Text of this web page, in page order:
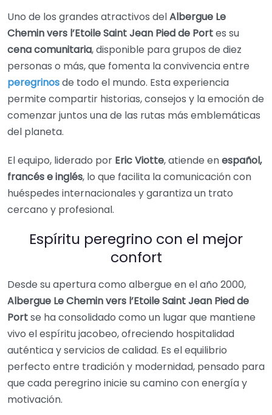
Uno de los grandes atractivos delAlbergue Le
Chemin vers l’Etoile Saint Jean Pied de Portes su
cena comunitaria, disponible para grupos de diez
personas o más, que fomenta la convivencia entre
peregrinosde todo el mundo. Esta experiencia
permite compartir historias, consejos y la emoción de
comenzar juntos una de las rutas más emblemáticas
del planeta.
El equipo, liderado por Eric Viotte, atiende enespañol,
francés e inglés, lo que facilita la comunicación con
huéspedes internacionales y garantiza un trato
cercano y profesional.
Espíritu peregrino con el mejor
confort
Desde su apertura como albergue en el año 2000,
Albergue Le Chemin vers l’Etoile Saint Jean Pied de
Portse ha consolidado como un lugar que mantiene
vivo el espíritu jacobeo, ofreciendo hospitalidad
auténtica y servicios de calidad. Es el equilibrio
perfecto entre tradición y modernidad, pensado para
que cada peregrino inicie su camino con energía y
motivación.